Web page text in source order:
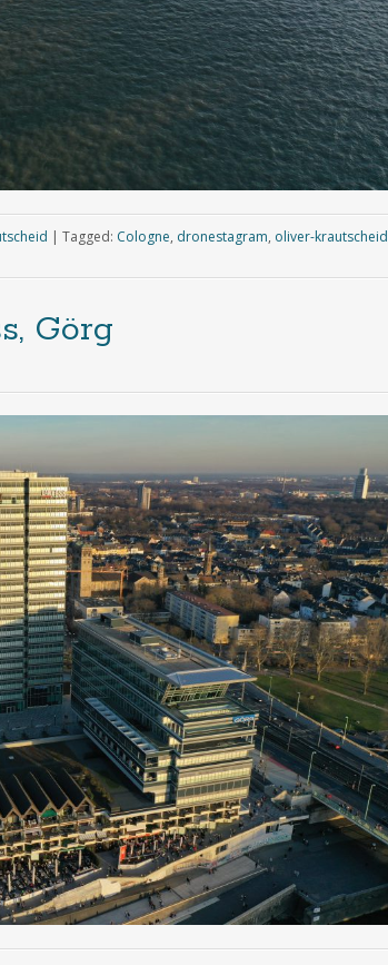
| Tagged: Cologne, dronestagram, oliver-krautscheid
Görg